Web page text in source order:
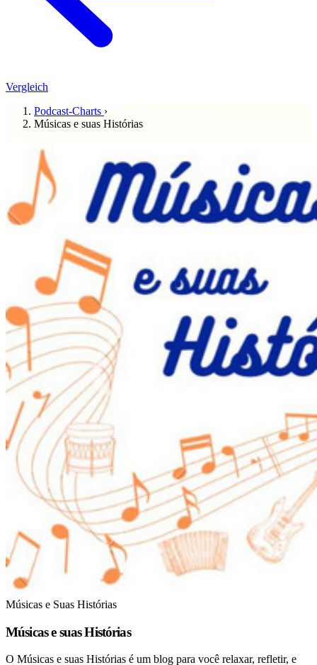
Vergleich
Podcast-Charts ›
Músicas e suas Histórias
Músicas e Suas Histórias
Músicas e suas Histórias
O Músicas e suas Histórias é um blog para você relaxar, refletir, e